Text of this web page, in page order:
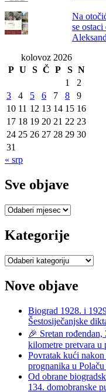
Na
se
kolovoz 2026
P U S Č P S N
1
2
3
4 5 6 7 8
9
10 11 12 13 14 15 16
17 18 19 20 21 22 23
24 25 26 27 28 29 30
31
« srp
Sve objave
Sve
Kategorije
Kategorije
Nove objave
Biograd 1928. i
Šestosiječanjske
🎉 Sretan
kilometre pretvara u
Povratak kući
prognanika u
Od obrane
134. domobranske